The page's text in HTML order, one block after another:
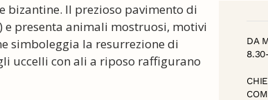
bizantine. Il prezioso pavimento di
e presenta animali mostruosi, motivi
simboleggia la resurrezione di
uccelli con ali a riposo raffigurano
DA